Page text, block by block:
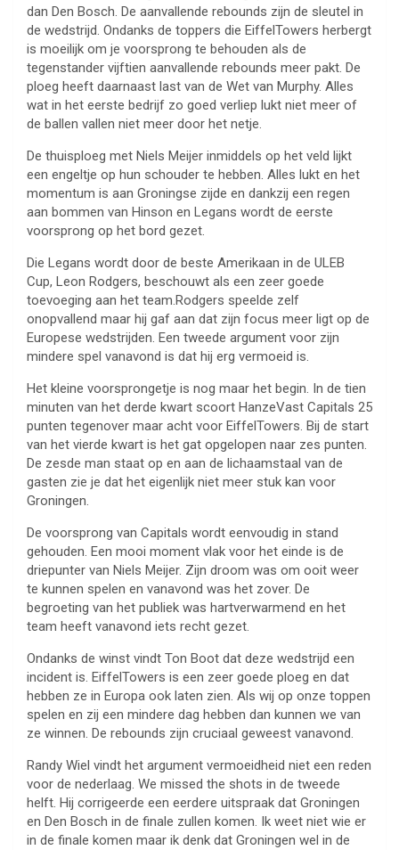
dan Den Bosch. De aanvallende rebounds zijn de sleutel in
de wedstrijd. Ondanks de toppers die EiffelTowers herbergt
is moeilijk om je voorsprong te behouden als de
tegenstander vijftien aanvallende rebounds meer pakt. De
ploeg heeft daarnaast last van de Wet van Murphy. Alles
wat in het eerste bedrijf zo goed verliep lukt niet meer of
de ballen vallen niet meer door het netje.
De thuisploeg met Niels Meijer inmiddels op het veld lijkt
een engeltje op hun schouder te hebben. Alles lukt en het
momentum is aan Groningse zijde en dankzij een regen
aan bommen van Hinson en Legans wordt de eerste
voorsprong op het bord gezet.
Die Legans wordt door de beste Amerikaan in de ULEB
Cup, Leon Rodgers, beschouwt als een zeer goede
toevoeging aan het team.Rodgers speelde zelf
onopvallend maar hij gaf aan dat zijn focus meer ligt op de
Europese wedstrijden. Een tweede argument voor zijn
mindere spel vanavond is dat hij erg vermoeid is.
Het kleine voorsprongetje is nog maar het begin. In de tien
minuten van het derde kwart scoort HanzeVast Capitals 25
punten tegenover maar acht voor EiffelTowers. Bij de start
van het vierde kwart is het gat opgelopen naar zes punten.
De zesde man staat op en aan de lichaamstaal van de
gasten zie je dat het eigenlijk niet meer stuk kan voor
Groningen.
De voorsprong van Capitals wordt eenvoudig in stand
gehouden. Een mooi moment vlak voor het einde is de
driepunter van Niels Meijer. Zijn droom was om ooit weer
te kunnen spelen en vanavond was het zover. De
begroeting van het publiek was hartverwarmend en het
team heeft vanavond iets recht gezet.
Ondanks de winst vindt Ton Boot dat deze wedstrijd een
incident is. EiffelTowers is een zeer goede ploeg en dat
hebben ze in Europa ook laten zien. Als wij op onze toppen
spelen en zij een mindere dag hebben dan kunnen we van
ze winnen. De rebounds zijn cruciaal geweest vanavond.
Randy Wiel vindt het argument vermoeidheid niet een reden
voor de nederlaag. We missed the shots in de tweede
helft. Hij corrigeerde een eerdere uitspraak dat Groningen
en Den Bosch in de finale zullen komen. Ik weet niet wie er
in de finale komen maar ik denk dat Groningen wel in de